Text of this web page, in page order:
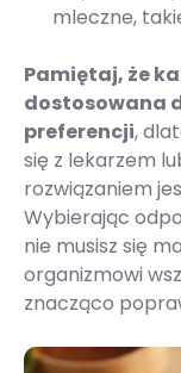
mleczne,
Pamiętaj, że
dostosowana
preferencji,
się z lekarzem
rozwiązaniem
Wybierając
nie musisz się
organizmowi
znacząco